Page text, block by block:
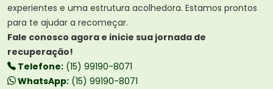
experientes e uma estrutura acolhedora. Estamos prontos
para te ajudar a recomeçar.
Fale conosco agora e inicie sua jornada de
recuperação!
Telefone: (15) 99190-8071
WhatsApp: (15) 99190-8071